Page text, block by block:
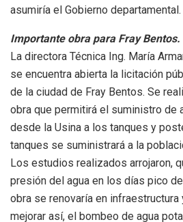
asumiría el Gobierno departamental.
Importante obra para Fray Bentos.
La directora Técnica Ing. María
se encuentra abierta la licitación
de la ciudad de Fray Bentos. Se
obra que permitirá el suministro de
desde la Usina a los tanques y
tanques se suministrará a la
Los estudios realizados arrojaron,
presión del agua en los días pico
obra se renovaría en infraestructura
mejorar así, el bombeo de agua